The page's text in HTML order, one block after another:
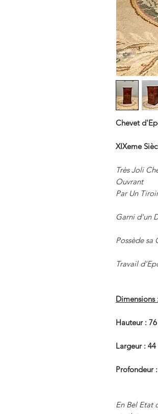
Chevet
XIXeme
Très Joli
Ouvrant
Par Un
Garni d'un
Possède sa
Travail
Dimensions
Hauteur :
Largeur : 44
Profondeur
En Bel Etat